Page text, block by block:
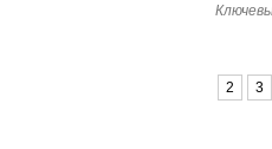
2 3